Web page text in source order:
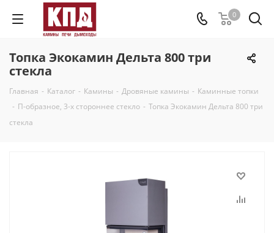
0
Топка Экокамин Дельта 800 три
стекла
Главная - Каталог - Камины - Дровяные камины - Каминные топки
- П-образное, 3-х стороннее стекло - Топка Экокамин Дельта 800 три
стекла